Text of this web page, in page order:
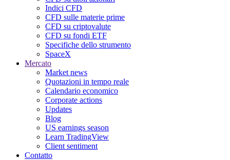
Indici CFD
CFD sulle materie prime
CFD su criptovalute
CFD su fondi ETF
Specifiche dello strumento
SpaceX
Mercato
Market news
Quotazioni in tempo reale
Calendario economico
Corporate actions
Updates
Blog
US earnings season
Learn TradingView
Client sentiment
Contatto